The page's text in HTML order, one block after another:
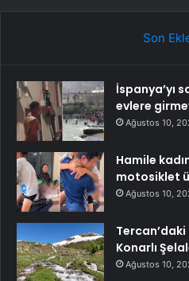
Son
İspanya’yı
evlere
Ağustos 10,
Hamile
motosiklet
Ağustos 10,
Tercan’daki
Konarlı
Ağustos 10,